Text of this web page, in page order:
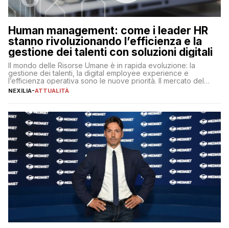
Human management: come i leader HR
stanno rivoluzionando l’efficienza e la
gestione dei talenti con soluzioni digitali
Il mondo delle Risorse Umane è in rapida evoluzione: la
gestione dei talenti, la digital employee experience e
l’efficienza operativa sono le nuove priorità. Il mercato del
lavoro, d’altra parte, è sempre più competitivo con una lotta
NEXILIA-ATTUALITÀ